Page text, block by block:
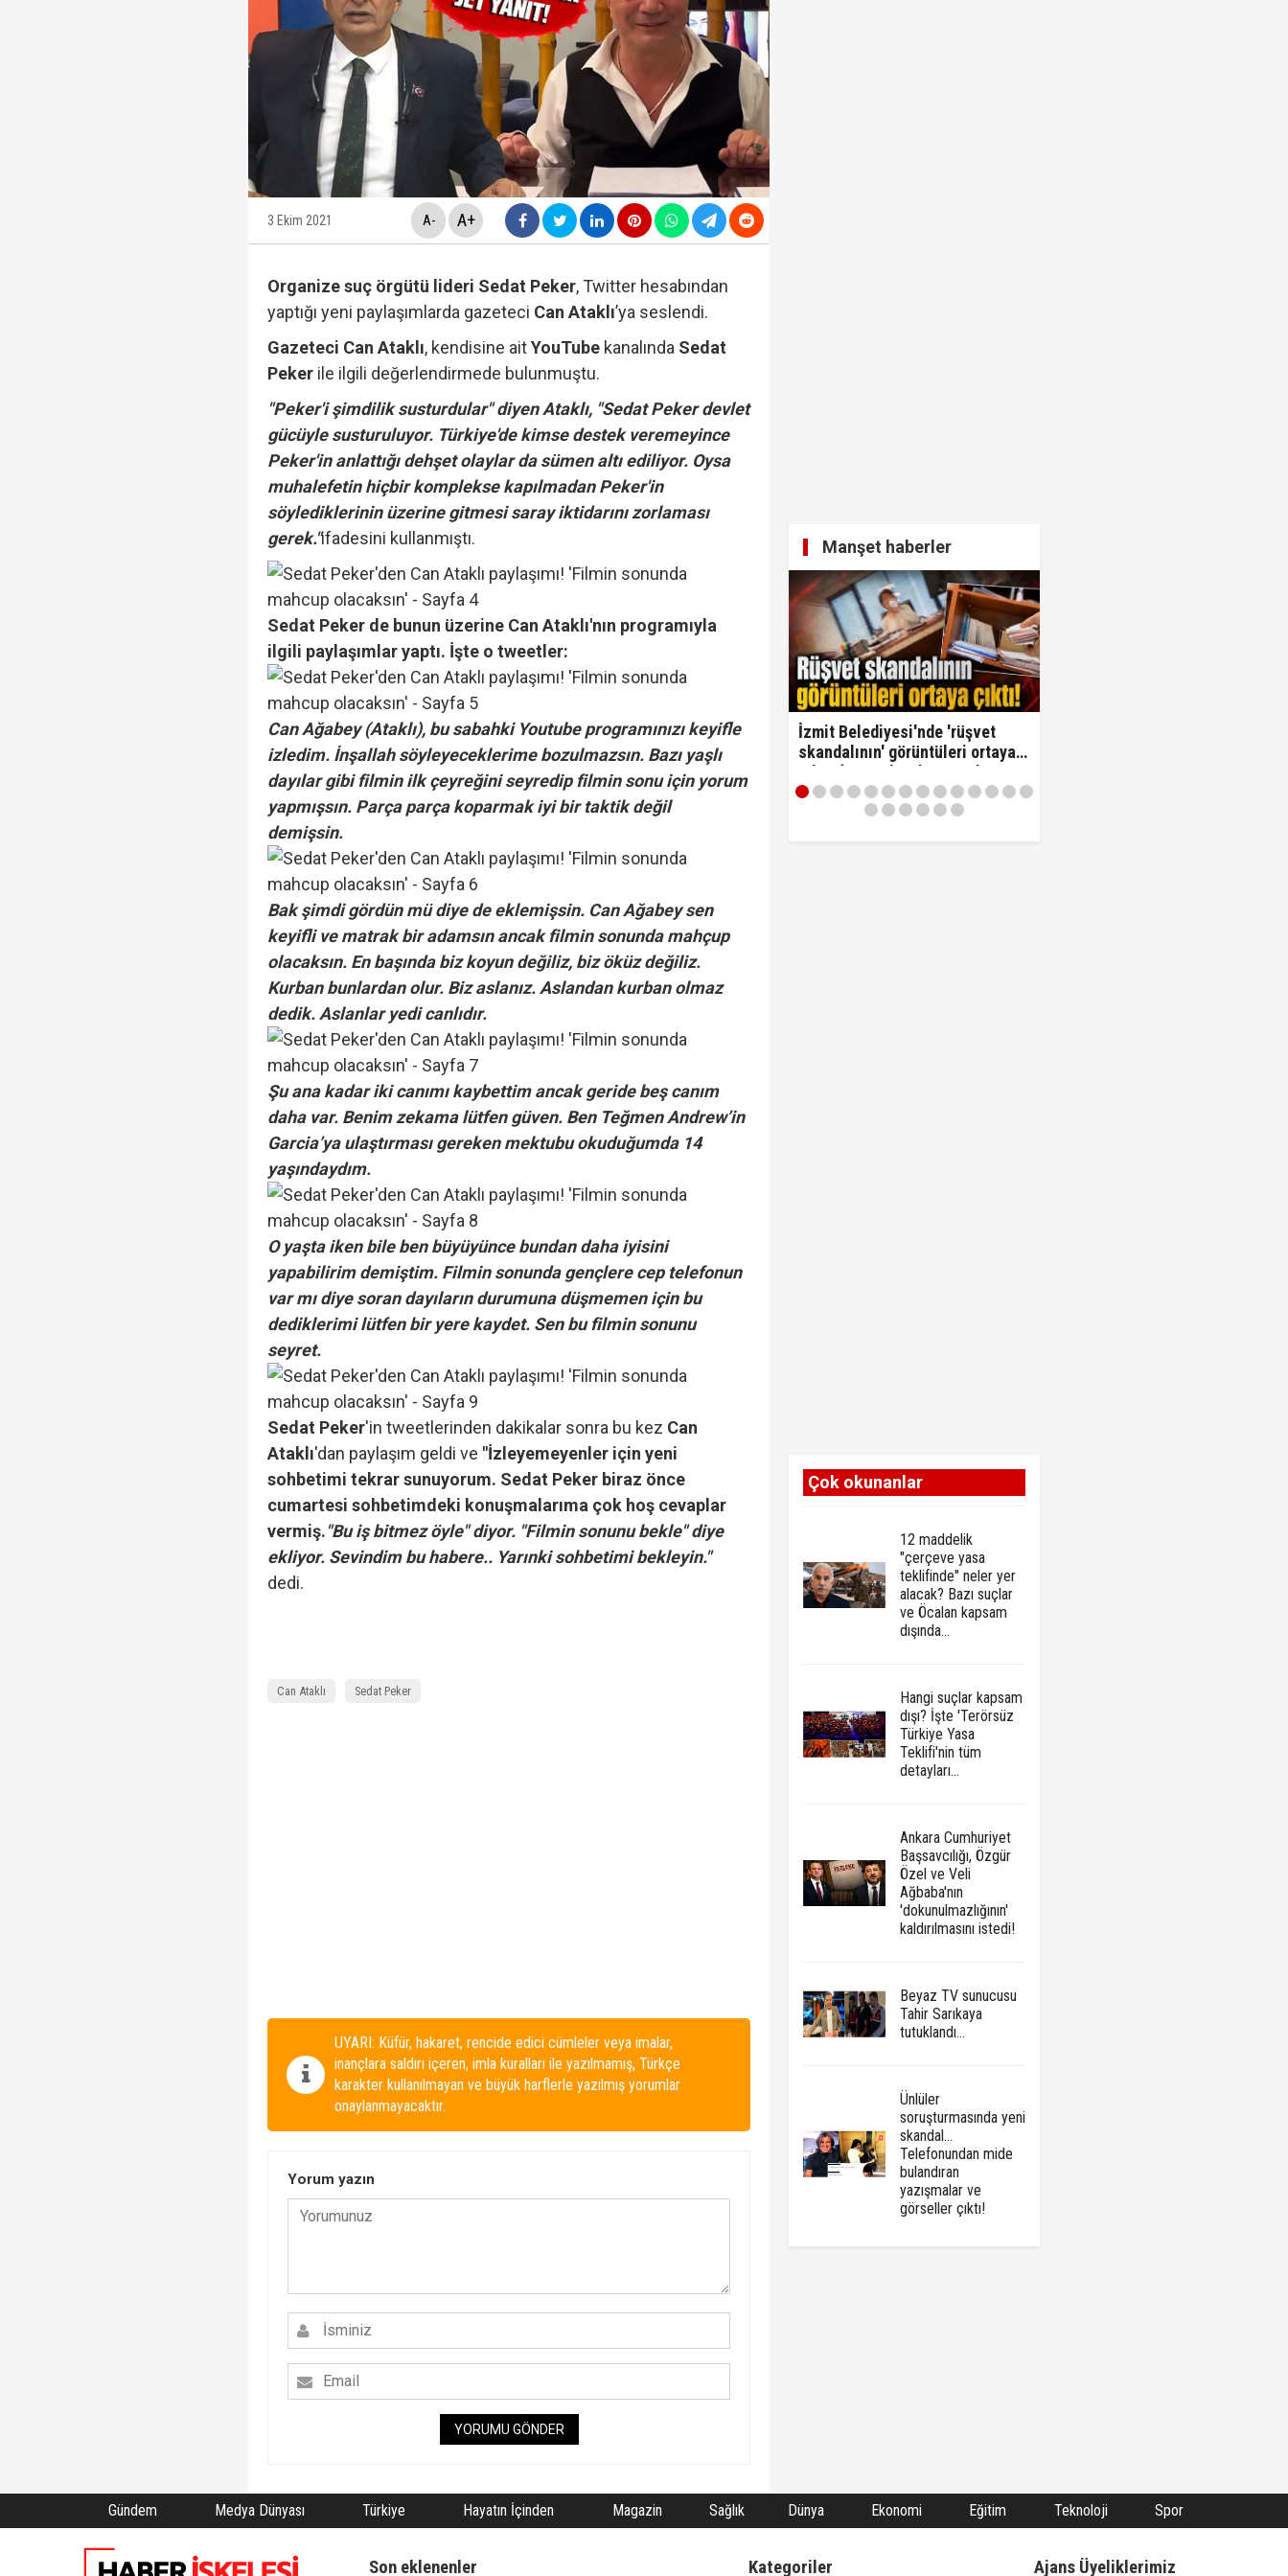
Ünlüler soruşturmasında yeni skandal... Telefonundan mide bulandıran yazışmalar ve görseller çıktı!
Yükseliş üst üste 3. gününe taşındı... Altın fiyatları gaza bastı!
12 maddelik "çerçeve yasa teklifinde" neler yer alacak? Bazı suçlar ve Öcalan kapsam dışında…
İzmit Belediyesi'nde 'rüşvet skandalının' görüntüleri ortaya çıktı! ‘Oraya koy ben oradan alırım…'
3 Ekim 2021 A- A+
Organize suç örgütü lideri Sedat Peker, Twitter hesabından
yaptığı yeni paylaşımlarda gazeteci Can Ataklı’ya seslendi.
Gazeteci Can Ataklı, kendisine aitYouTube kanalında Sedat
Peker ile ilgili değerlendirmede bulunmuştu.
"Peker'i şimdilik susturdular" diyen Ataklı, "Sedat Peker devlet
gücüyle susturuluyor. Türkiye'de kimse destek veremeyince
Peker'in anlattığı dehşet olaylar da sümen altı ediliyor. Oysa
muhalefetin hiçbir komplekse kapılmadan Peker'in
söylediklerinin üzerine gitmesi saray iktidarını zorlaması
gerek."ifadesini kullanmıştı.
Sedat Peker de bunun üzerine Can Ataklı'nın programıyla
ilgili paylaşımlar yaptı. İşte o tweetler:
Can Ağabey (Ataklı), bu sabahki Youtube programınızı keyifle
izledim. İnşallah söyleyeceklerime bozulmazsın. Bazı yaşlı
dayılar gibi filmin ilk çeyreğini seyredip filmin sonu için yorum
yapmışsın. Parça parça koparmak iyi bir taktik değil
demişsin.
Bak şimdi gördün mü diye de eklemişsin. Can Ağabey sen
keyifli ve matrak bir adamsın ancak filmin sonunda mahçup
olacaksın. En başında biz koyun değiliz, biz öküz değiliz.
Kurban bunlardan olur. Biz aslanız. Aslandan kurban olmaz
dedik. Aslanlar yedi canlıdır.
Şu ana kadar iki canımı kaybettim ancak geride beş canım
daha var. Benim zekama lütfen güven. Ben Teğmen Andrew’in
Garcia’ya ulaştırması gereken mektubu okuduğumda 14
yaşındaydım.
O yaşta iken bile ben büyüyünce bundan daha iyisini
yapabilirim demiştim. Filmin sonunda gençlere cep telefonun
var mı diye soran dayıların durumuna düşmemen için bu
dediklerimi lütfen bir yere kaydet. Sen bu filmin sonunu
seyret.
Sedat Peker'in tweetlerinden dakikalar sonra bu kez Can
Ataklı'dan paylaşım geldi ve "İzleyemeyenler için yeni
sohbetimi tekrar sunuyorum. Sedat Peker biraz önce
cumartesi sohbetimdeki konuşmalarıma çok hoş cevaplar
vermiş."Bu iş bitmez öyle" diyor. "Filmin sonunu bekle" diye
ekliyor. Sevindim bu habere.. Yarınki sohbetimi bekleyin."
dedi.
Can Ataklı Sedat Peker
UYARI: Küfür, hakaret, rencide edici cümleler veya imalar,
inançlara saldırı içeren, imla kuralları ile yazılmamış, Türkçe
karakter kullanılmayan ve büyük harflerle yazılmış yorumlar
onaylanmayacaktır.
Yorum yazın
YORUMU GÖNDER
Manşet haberler
İzmit Belediyesi'nde 'rüşvet
skandalının' görüntüleri ortaya
çıktı! ‘Oraya koy ben oradan
alırım…'
Çok okunanlar
12 maddelik
"çerçeve yasa
teklifinde" neler yer
alacak? Bazı suçlar
ve Öcalan kapsam
dışında…
Hangi suçlar kapsam
dışı? İşte 'Terörsüz
Türkiye Yasa
Teklifi'nin tüm
detayları...
Ankara Cumhuriyet
Başsavcılığı, Özgür
Özel ve Veli
Ağbaba'nın
'dokunulmazlığının'
kaldırılmasını istedi!
Beyaz TV sunucusu
Tahir Sarıkaya
tutuklandı...
Ünlüler
soruşturmasında yeni
skandal...
Telefonundan mide
bulandıran
yazışmalar ve
görseller çıktı!
Gündem Medya Dünyası Türkiye Hayatın İçinden Magazin Sağlık Dünya Ekonomi Eğitim Teknoloji Spor
Son eklenenler Kategoriler Ajans Üyeliklerimiz